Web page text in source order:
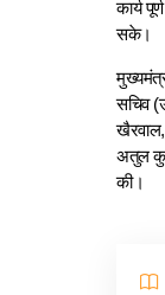
कार्य
सके।
सचिव
अतुल
की।